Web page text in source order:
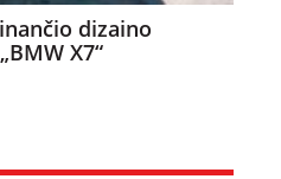
dizaino
X7“